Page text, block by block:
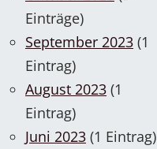
Einträge)
September 2023 (1
Eintrag)
August 2023 (1
Eintrag)
Juni 2023 (1 Eintrag)